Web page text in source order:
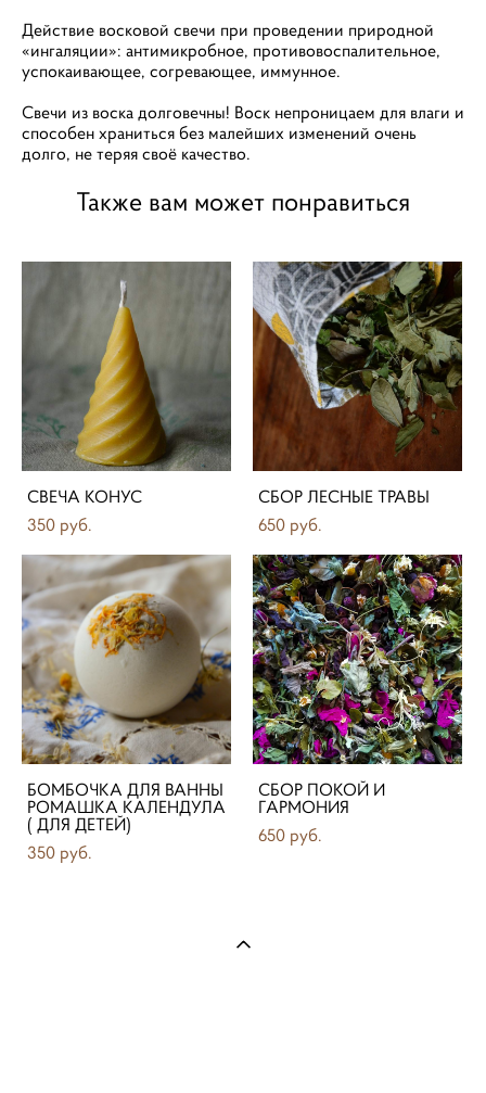
Действие восковой свечи при проведении природной
«ингаляции»: антимикробное, противовоспалительное,
успокаивающее, согревающее, иммунное.
Свечи из воска долговечны! Воск непроницаем для влаги и
способен храниться без малейших изменений очень
долго, не теряя своё качество.
Также вам может понравиться
СВЕЧА КОНУС
350 pуб.
СБОР ЛЕСНЫЕ ТРАВЫ
650 pуб.
БОМБОЧКА ДЛЯ ВАННЫ
РОМАШКА КАЛЕНДУЛА
( ДЛЯ ДЕТЕЙ)
350 pуб.
СБОР ПОКОЙ И
ГАРМОНИЯ
650 pуб.